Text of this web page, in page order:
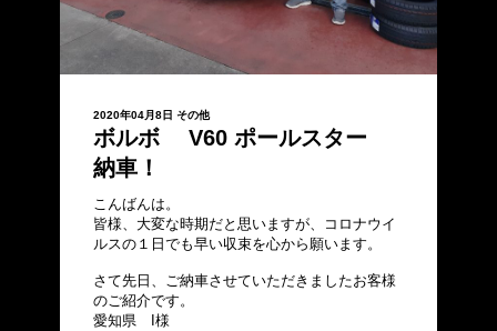
2020年04月8日 その他
ボルボ V60 ポールスター
納車！
こんばんは。
皆様、大変な時期だと思いますが、コロナウイ
ルスの１日でも早い収束を心から願います。
さて先日、ご納車させていただきましたお客様
のご紹介です。
愛知県 I様